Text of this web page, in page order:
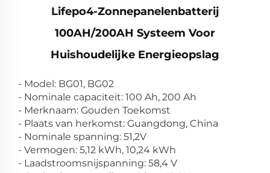
Lifepo4-Zonnepanelenbatterij
100AH/200AH Systeem Voor
Huishoudelijke Energieopslag
- Model: BG01, BG02
- Nominale capaciteit: 100 Ah, 200 Ah
- Merknaam: Gouden Toekomst
- Plaats van herkomst: Guangdong, China
- Nominale spanning: 51,2V
- Vermogen: 5,12 kWh, 10,24 kWh
- Laadstroomsnijspanning: 58,4 V